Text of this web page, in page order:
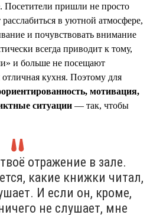
Посетители пришли не просто
в уютной атмосфере,
и почувствовать внимание
всегда приводит к тому,
и больше не посещают
кухня. Поэтому для
мотивация,
ситуации — так, чтобы
отражение в зале.
какие книжки читал,
И если он, кроме,
не слушает, мне